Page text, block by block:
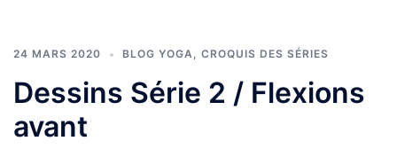
24 MARS 2020 BLOG YOGA, CROQUIS DES SÉRIES
Dessins Série 2 / Flexions
avant